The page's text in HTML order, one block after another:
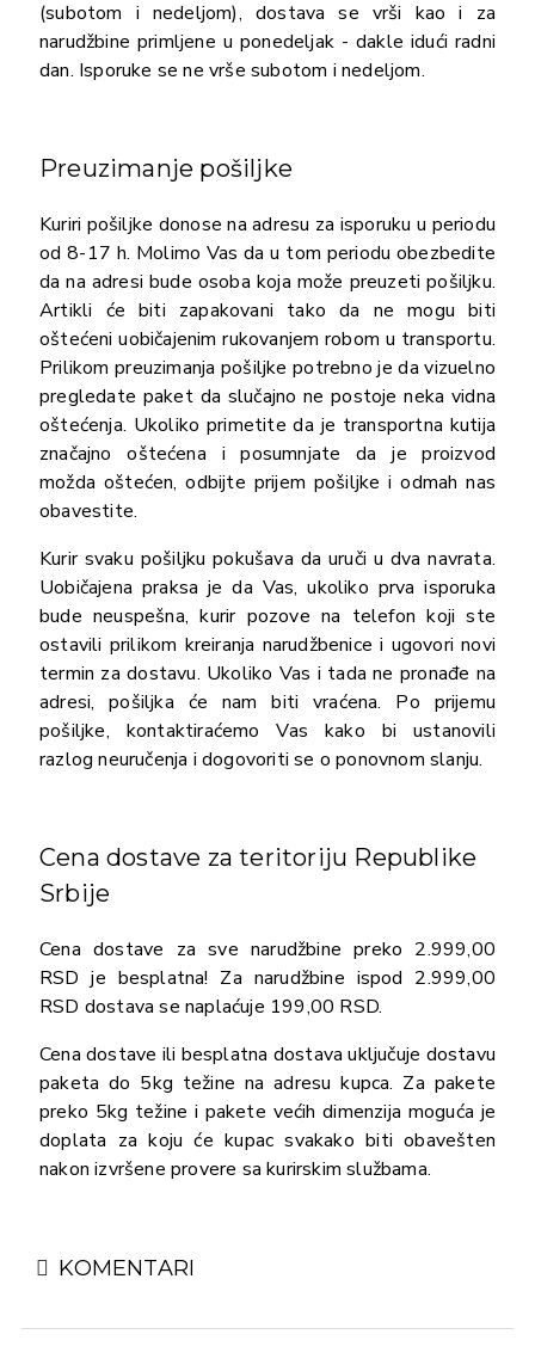
(subotom i nedeljom), dostava se vrši kao i za
narudžbine primljene u ponedeljak - dakle idući radni
dan. Isporuke se ne vrše subotom i nedeljom.
Preuzimanje pošiljke
Kuriri pošiljke donose na adresu za isporuku u periodu
od 8-17 h. Molimo Vas da u tom periodu obezbedite
da na adresi bude osoba koja može preuzeti pošiljku.
Artikli će biti zapakovani tako da ne mogu biti
oštećeni uobičajenim rukovanjem robom u transportu.
Prilikom preuzimanja pošiljke potrebno je da vizuelno
pregledate paket da slučajno ne postoje neka vidna
oštećenja. Ukoliko primetite da je transportna kutija
značajno oštećena i posumnjate da je proizvod
možda oštećen, odbijte prijem pošiljke i odmah nas
obavestite.
Kurir svaku pošiljku pokušava da uruči u dva navrata.
Uobičajena praksa je da Vas, ukoliko prva isporuka
bude neuspešna, kurir pozove na telefon koji ste
ostavili prilikom kreiranja narudžbenice i ugovori novi
termin za dostavu. Ukoliko Vas i tada ne pronađe na
adresi, pošiljka će nam biti vraćena. Po prijemu
pošiljke, kontaktiraćemo Vas kako bi ustanovili
razlog neuručenja i dogovoriti se o ponovnom slanju.
Cena dostave za teritoriju Republike
Srbije
Cena dostave za sve narudžbine preko 2.999,00
RSD je besplatna! Za narudžbine ispod 2.999,00
RSD dostava se naplaćuje 199,00 RSD.
Cena dostave ili besplatna dostava uključuje dostavu
paketa do 5kg težine na adresu kupca. Za pakete
preko 5kg težine i pakete većih dimenzija moguća je
doplata za koju će kupac svakako biti obavešten
nakon izvršene provere sa kurirskim službama.
KOMENTARI